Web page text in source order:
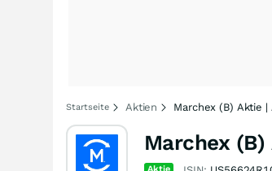
Startseite Aktien Marchex (B) Aktie |
Marchex